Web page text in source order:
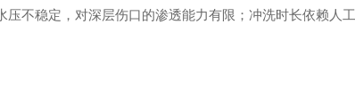
不稳定，对深层伤口的渗透能力有限；冲洗时长依赖人